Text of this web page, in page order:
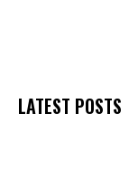
LATEST POSTS